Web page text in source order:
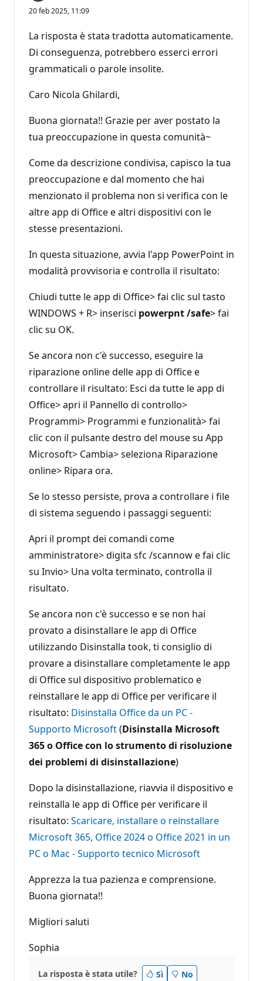
20 feb 2025, 11:09
La risposta è stata tradotta automaticamente.
Di conseguenza, potrebbero esserci errori
grammaticali o parole insolite.
Caro Nicola Ghilardi,
Buona giornata!! Grazie per aver postato la
tua preoccupazione in questa comunità~
Come da descrizione condivisa, capisco la tua
preoccupazione e dal momento che hai
menzionato il problema non si verifica con le
altre app di Office e altri dispositivi con le
stesse presentazioni.
In questa situazione, avvia l'app PowerPoint in
modalità provvisoria e controlla il risultato:
Chiudi tutte le app di Office> fai clic sul tasto
WINDOWS + R> inserisci powerpnt /safe> fai
clic su OK.
Se ancora non c'è successo, eseguire la
riparazione online delle app di Office e
controllare il risultato: Esci da tutte le app di
Office> apri il Pannello di controllo>
Programmi> Programmi e funzionalità> fai
clic con il pulsante destro del mouse su App
Microsoft> Cambia> seleziona Riparazione
online> Ripara ora.
Se lo stesso persiste, prova a controllare i file
di sistema seguendo i passaggi seguenti:
Apri il prompt dei comandi come
amministratore> digita sfc /scannow e fai clic
su Invio> Una volta terminato, controlla il
risultato.
Se ancora non c'è successo e se non hai
provato a disinstallare le app di Office
utilizzando Disinstalla took, ti consiglio di
provare a disinstallare completamente le app
di Office sul dispositivo problematico e
reinstallare le app di Office per verificare il
risultato: Disinstalla Office da un PC -
Supporto Microsoft(Disinstalla Microsoft
365 o Office con lo strumento di risoluzione
dei problemi di disinstallazione)
Dopo la disinstallazione, riavvia il dispositivo e
reinstalla le app di Office per verificare il
risultato: Scaricare, installare o reinstallare
Microsoft 365, Office 2024 o Office 2021 in un
PC o Mac - Supporto tecnico Microsoft
Apprezza la tua pazienza e comprensione.
Buona giornata!!
Migliori saluti
Sophia
La risposta è stata utile? Sì No